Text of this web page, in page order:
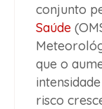
conjunto
Saúde
que o
risco